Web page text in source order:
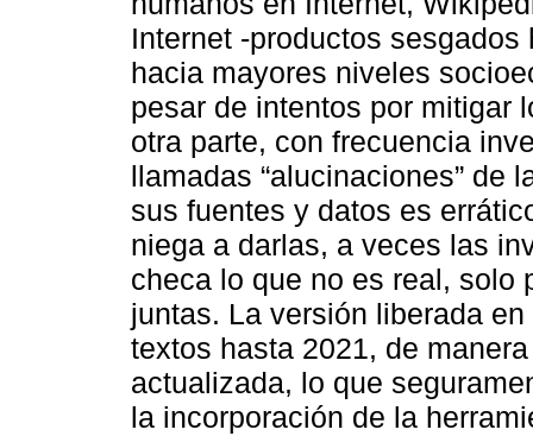
Internet -productos
hacia mayores niveles
pesar de intentos por mitigar
otra parte, con frecuencia
llamadas “alucinaciones” de
sus fuentes y datos es
niega a darlas, a veces las
checa lo que no es real, solo
juntas. La versión liberada
textos hasta 2021, de
actualizada, lo que
la incorporación de la